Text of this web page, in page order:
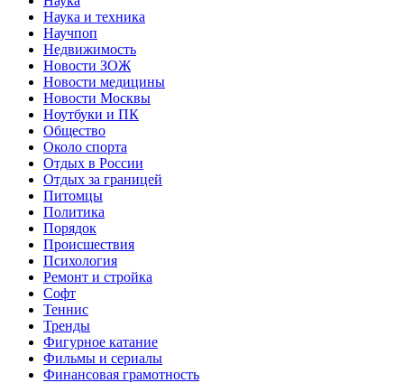
Наука и техника
Научпоп
Недвижимость
Новости ЗОЖ
Новости медицины
Новости Москвы
Ноутбуки и ПК
Общество
Около спорта
Отдых в России
Отдых за границей
Питомцы
Политика
Порядок
Происшествия
Психология
Ремонт и стройка
Софт
Теннис
Тренды
Фигурное катание
Фильмы и сериалы
Финансовая грамотность